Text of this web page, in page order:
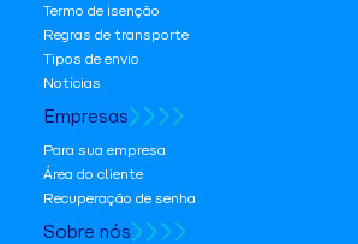
Termo de isenção
Regras de transporte
Tipos de envio
Notícias
Empresas
Para sua empresa
Área do cliente
Recuperação de senha
Sobre nós